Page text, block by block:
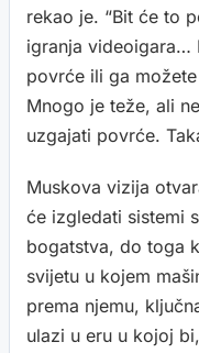
rekao je. “Bit će to
igranja videoigara…
povrće ili ga
Mnogo je teže, ali
uzgajati povrće.
Muskova vizija
će izgledati sistemi
bogatstva, do toga
svijetu u kojem
prema njemu,
ulazi u eru u kojoj